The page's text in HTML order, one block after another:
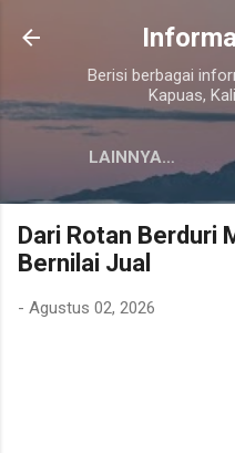
Langsung
Berisi berbagai
Kapuas,
LAINNYA…
Dari Rotan Berduri
Bernilai Jual
- Agustus 02, 2026